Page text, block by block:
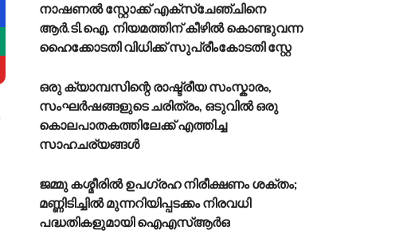
നാഷണൽ സ്റ്റോക്ക് എക്സ്ചേഞ്ചിനെ
ആർ.ടി.ഐ. നിയമത്തിന് കീഴിൽ കൊണ്ടുവന്ന
ഹൈക്കോടതി വിധിക്ക് സുപ്രീംകോടതി സ്റ്റേ
ഒരു ക്യാമ്പസിന്റെ രാഷ്ട്രീയ സംസ്കാരം,
സംഘർഷങ്ങളുടെ ചരിത്രം, ഒടുവിൽ ഒരു
കൊലപാതകത്തിലേക്ക് എത്തിച്ച
സാഹചര്യങ്ങൾ
ജമ്മു കശ്മീരിൽ ഉപഗ്രഹ നിരീക്ഷണം ശക്തം;
മണ്ണിടിച്ചിൽ മുന്നറിയിപ്പടക്കം നിരവധി
പദ്ധതികളുമായി ഐഎസ്ആർഒ